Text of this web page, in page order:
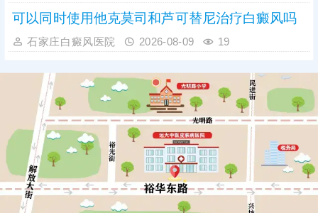
可以同时使用他克莫司和芦可替尼治疗白癜风吗
石家庄白癜风医院 2026-08-09 19